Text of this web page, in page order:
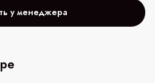
у менеджера